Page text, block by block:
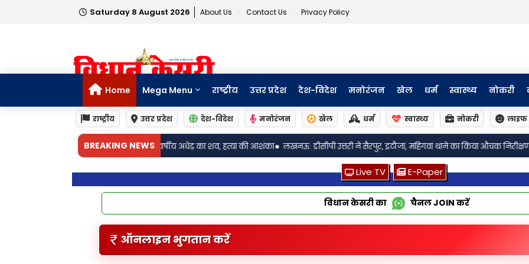
Saturday 8 August 2026 About Us Contact Us Privacy Policy
Home Mega Menu राष्ट्रीय उत्तर प्रदेश देश-विदेश मनोरंजन खेल धर्म स्वास्थ्य नोकरी
राष्ट्रीय उत्तर प्रदेश देश-विदेश मनोरंजन खेल धर्म स्वास्थ्य नोकरी लाइफ
BREAKING NEWS
मिला 61 वर्षीय अधेड़ का शव, हत्या की आशंका• लखनऊ: डीसीपी उत्तरी ने सैरपुर, इटौंजा, महिगवां थाने का किया औचक निरीक्षण! लंबित मामलों और व्यवस्थाओं की
Live TV E-Paper
विधान केसरी का चैनलJOIN करें
ऑनलाइन भुगतान करें